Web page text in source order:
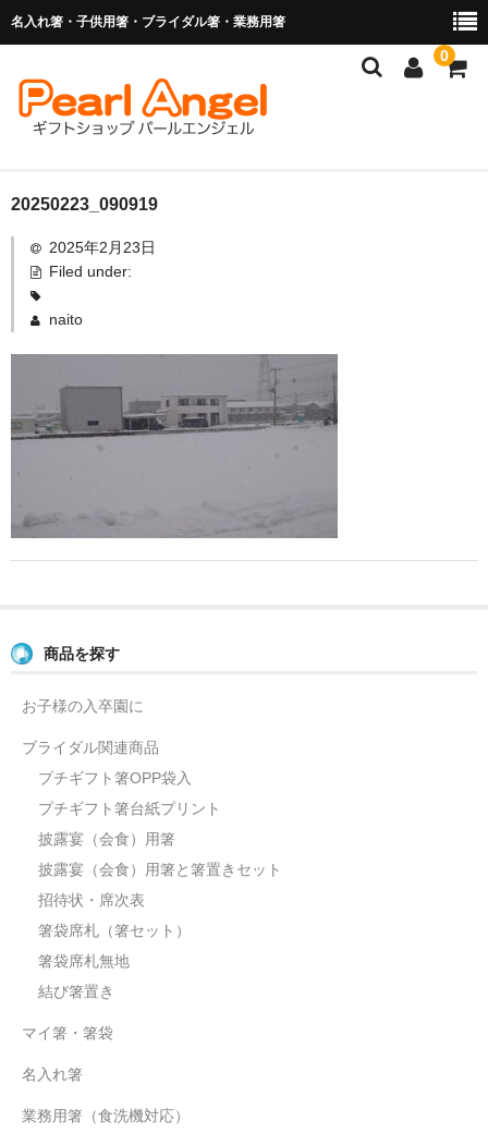
名入れ箸・子供用箸・ブライダル箸・業務用箸
0
商品を探す
お子様の入卒園に
業務用箸（食洗機対応）
マイ箸・箸袋
よくあるご質問
20250223_090919
2025年2月23日
Filed under:
naito
商品を探す
お子様の入卒園に
ブライダル関連商品
プチギフト箸OPP袋入
プチギフト箸台紙プリント
披露宴（会食）用箸
披露宴（会食）用箸と箸置きセット
招待状・席次表
箸袋席札（箸セット）
箸袋席札無地
結び箸置き
マイ箸・箸袋
名入れ箸
業務用箸（食洗機対応）